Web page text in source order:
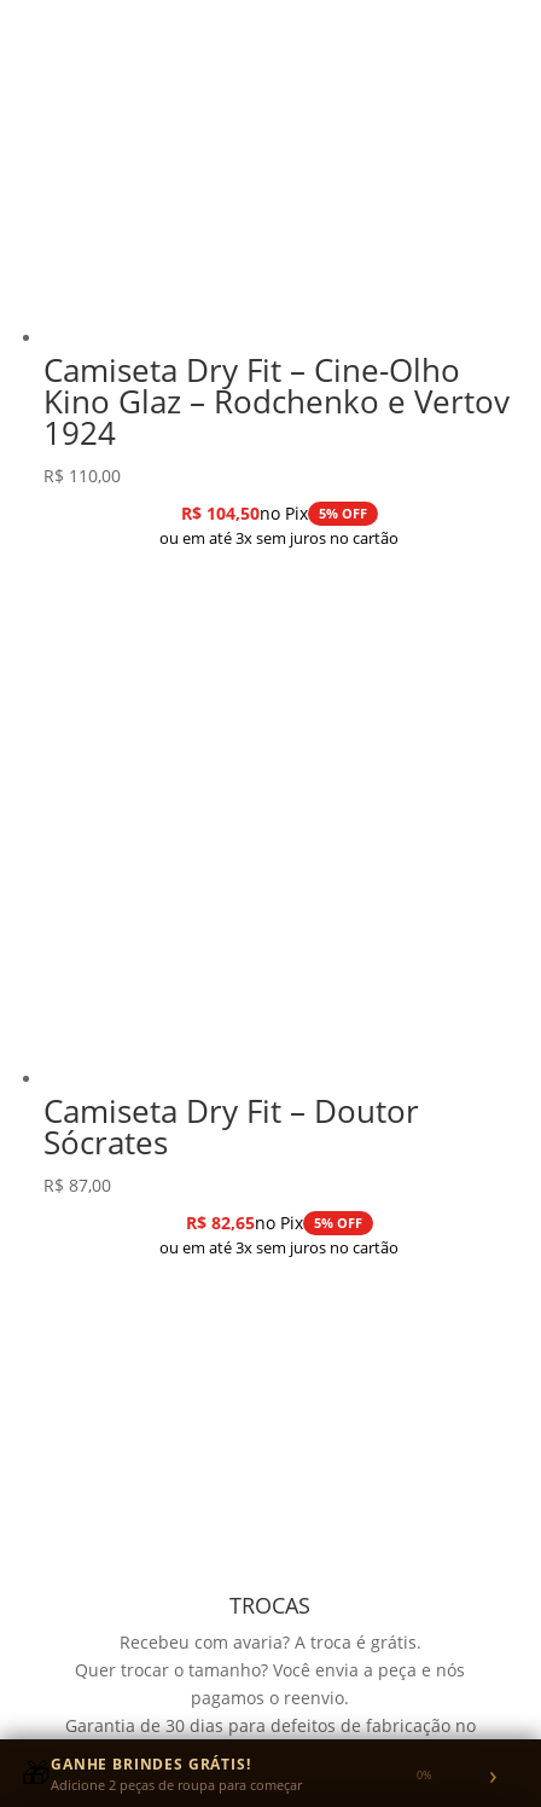
Camiseta Dry Fit – Cine-Olho
Kino Glaz – Rodchenko e Vertov
1924
R$ 110,00
R$104,50no Pix 5% OFF
ou em até 3x sem juros no cartão
Camiseta Dry Fit – Doutor
Sócrates
R$ 87,00
R$82,65no Pix 5% OFF
ou em até 3x sem juros no cartão
TROCAS
Recebeu com avaria? A troca é grátis.
Quer trocar o tamanho? Você envia a peça e nós
pagamos o reenvio.
Garantia de 30 dias para defeitos de fabricação no
tecido ou na estampa.
🎁GANHE BRINDES GRÁTIS!
Adicione 2 peças de roupa para começar 0% ›